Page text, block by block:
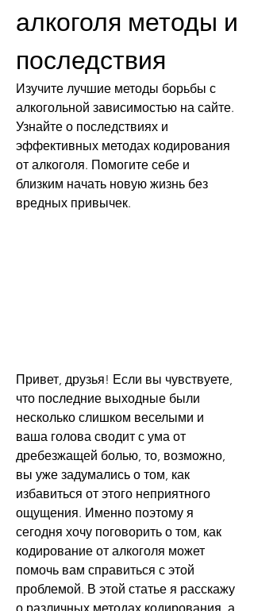
алкоголя методы и
последствия
Изучите лучшие методы борьбы с
алкогольной зависимостью на сайте.
Узнайте о последствиях и
эффективных методах кодирования
от алкоголя. Помогите себе и
близким начать новую жизнь без
вредных привычек.
Привет, друзья! Если вы чувствуете,
что последние выходные были
несколько слишком веселыми и
ваша голова сводит с ума от
дребезжащей болью, то, возможно,
вы уже задумались о том, как
избавиться от этого неприятного
ощущения. Именно поэтому я
сегодня хочу поговорить о том, как
кодирование от алкоголя может
помочь вам справиться с этой
проблемой. В этой статье я расскажу
о различных методах кодирования, а